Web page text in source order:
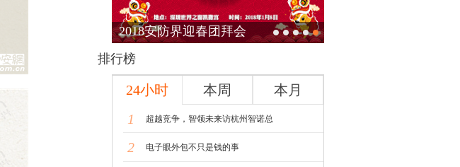
腾讯云·云上好CP
排行榜
24小时 本周
本月
1
超越竞争，智领未来访杭州智诺总
2 电子眼外包不只是钱的事